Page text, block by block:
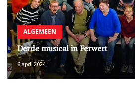
ALGEMEEN
Derde musical in Ferwert
6 april 2024